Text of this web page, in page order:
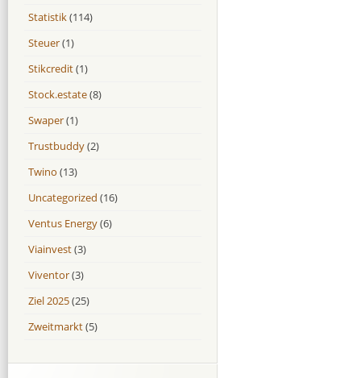
Statistik(114)
Steuer(1)
Stikcredit(1)
Stock.estate(8)
Swaper(1)
Trustbuddy(2)
Twino (13)
Uncategorized (16)
Ventus Energy(6)
Viainvest(3)
Viventor(3)
Ziel 2025(25)
Zweitmarkt(5)